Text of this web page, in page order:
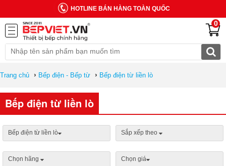
HOTLINE BÁN HÀNG TOÀN QUỐC
0
Trang chủ › Bếp điện - Bếp từ › Bếp điện từ liền lò
Bếp điện từ liền lò
Bếp điện từ liền lò Sắp xếp theo
Chọn hãng Chọn giá